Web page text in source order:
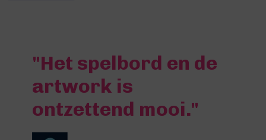
"Het spelbord en de
artwork is
ontzettend mooi."